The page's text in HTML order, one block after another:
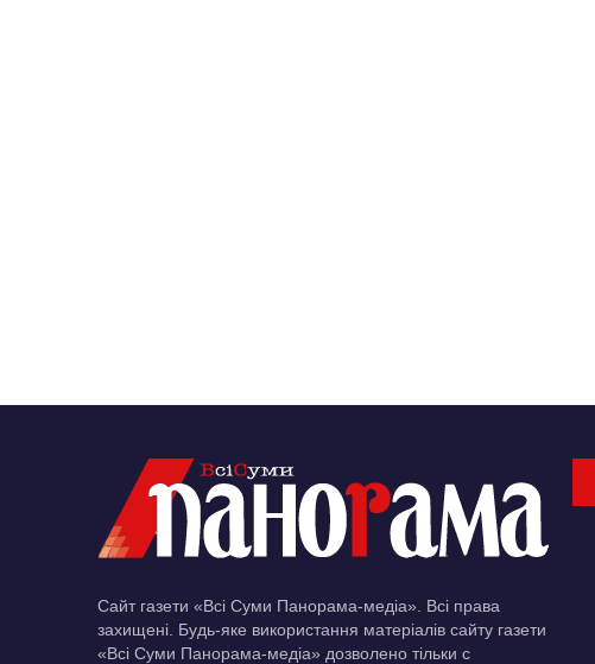
Сайт газети «Всі Суми Панорама-медіа». Всі права
захищені. Будь-яке використання матеріалів сайту газети
«Всі Суми Панорама-медіа» дозволено тільки c